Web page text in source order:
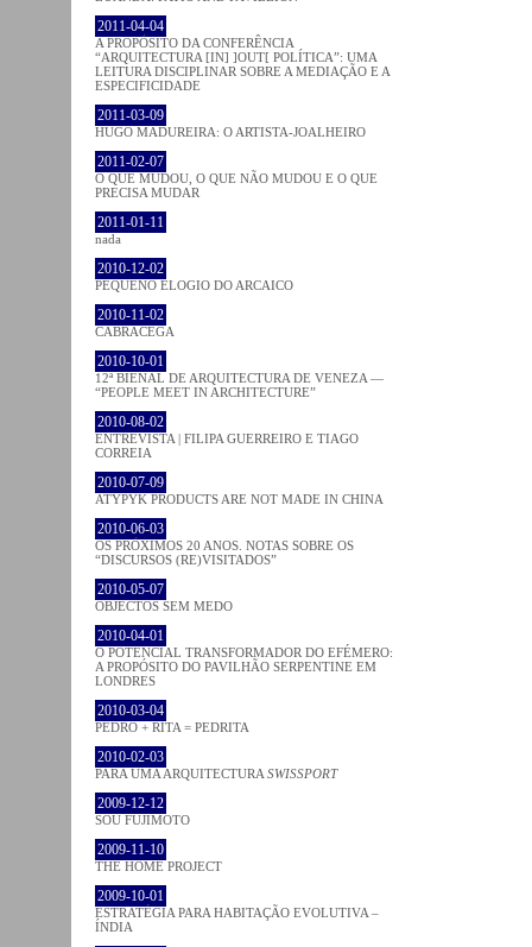
2011-04-04
A PROPÓSITO DA CONFERÊNCIA
“ARQUITECTURA [IN] ]OUT[ POLÍTICA”: UMA
LEITURA DISCIPLINAR SOBRE A MEDIAÇÃO E A
ESPECIFICIDADE
2011-03-09
HUGO MADUREIRA: O ARTISTA-JOALHEIRO
2011-02-07
O QUE MUDOU, O QUE NÃO MUDOU E O QUE
PRECISA MUDAR
2011-01-11
nada
2010-12-02
PEQUENO ELOGIO DO ARCAICO
2010-11-02
CABRACEGA
2010-10-01
12ª BIENAL DE ARQUITECTURA DE VENEZA —
“PEOPLE MEET IN ARCHITECTURE”
2010-08-02
ENTREVISTA | FILIPA GUERREIRO E TIAGO
CORREIA
2010-07-09
ATYPYK PRODUCTS ARE NOT MADE IN CHINA
2010-06-03
OS PRÓXIMOS 20 ANOS. NOTAS SOBRE OS
“DISCURSOS (RE)VISITADOS”
2010-05-07
OBJECTOS SEM MEDO
2010-04-01
O POTENCIAL TRANSFORMADOR DO EFÉMERO:
A PROPÓSITO DO PAVILHÃO SERPENTINE EM
LONDRES
2010-03-04
PEDRO + RITA = PEDRITA
2010-02-03
PARA UMA ARQUITECTURA SWISSPORT
2009-12-12
SOU FUJIMOTO
2009-11-10
THE HOME PROJECT
2009-10-01
ESTRATÉGIA PARA HABITAÇÃO EVOLUTIVA –
ÍNDIA